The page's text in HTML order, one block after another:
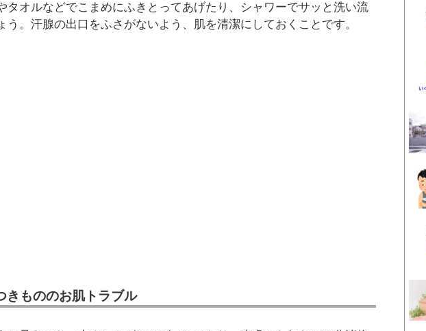
タオルなどでこまめにふきとってあげたり、シャワーでサッと洗い流
う。汗腺の出口をふさがないよう、肌を清潔にしておくことです。
きもののお肌トラブル